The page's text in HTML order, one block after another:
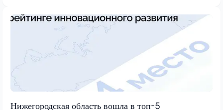
Нижегородская область вошла в топ-5